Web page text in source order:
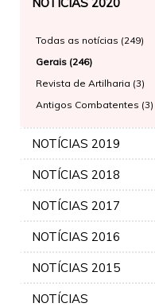
Todas as notícias (249)
Gerais (246)
Revista de Artilharia (3)
Antigos Combatentes (3)
NOTÍCIAS 2019
NOTÍCIAS 2018
NOTÍCIAS 2017
NOTÍCIAS 2016
NOTÍCIAS 2015
NOTÍCIAS